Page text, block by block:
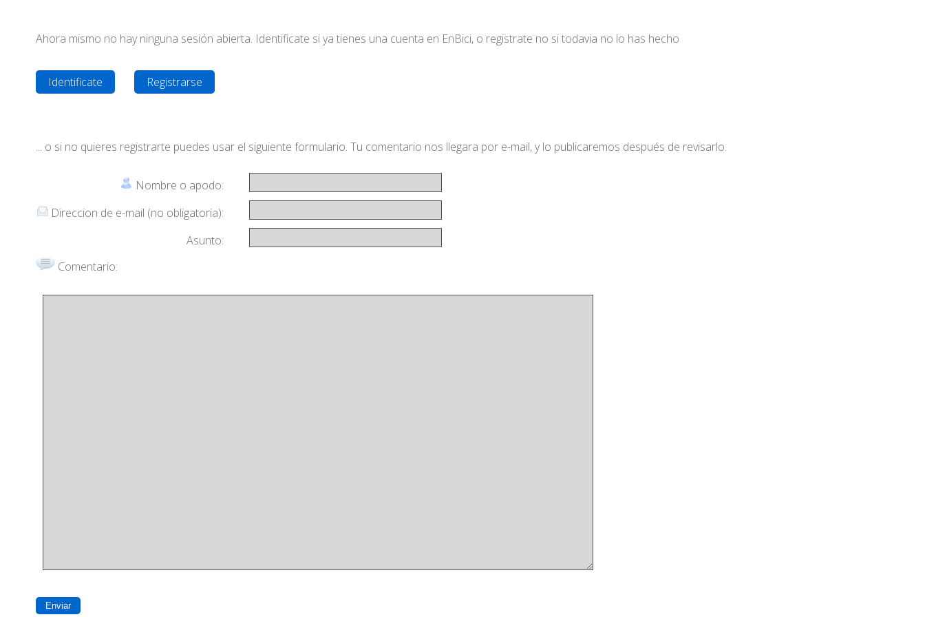
Ahora mismo no hay ninguna sesión abierta. Identificate si ya tienes una cuenta en EnBici, o registrate no si todavia no lo has hecho
Identificate Registrarse
... o si no quieres registrarte puedes usar el siguiente formulario. Tu comentario nos llegara por e-mail, y lo publicaremos después de revisarlo.
Nombre o apodo:
Direccion de e-mail (no obligatoria):
Asunto:
Comentario: